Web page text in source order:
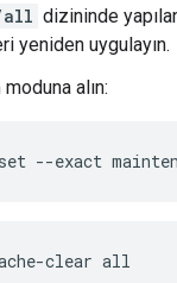
all dizininde
yeniden uygulayın.
alın:
--exact
clear all